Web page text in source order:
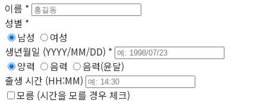
이름 *
성별 *
남성
여성
생년월일 (YYYY/MM/DD) *
양력
음력
음력(윤달)
출생 시간 (HH:MM)
모름 (시간을 모를 경우 체크)